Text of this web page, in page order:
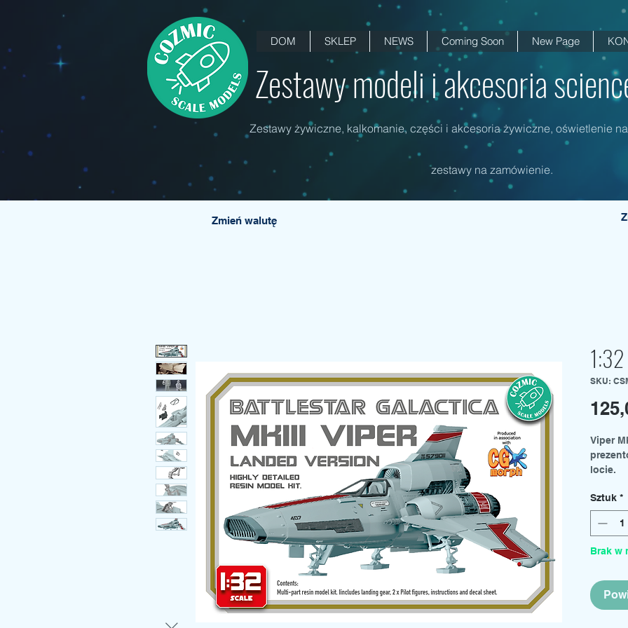
DOM SKLEP NEWS Coming Soon New Page
Zestawy modeli i akcesoria
Zestawy żywiczne, kalkomanie, części i akcesoria żywiczne, oświetlenie
zestawy na zamówienie.
Zmień walutę
SKU:
Viper
locie.
Zestaw
Sztuk *
Brak w